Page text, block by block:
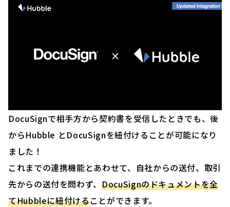
DocuSignで相手方から契約書を受信したときでも、後
からHubble とDocuSignを紐付けることが可能になり
ました！
これまでの連携機能とあわせて、自社からの送付、取引
先からの送付を問わず、DocuSignのドキュメントを全
てHubbleに紐付けることができます。